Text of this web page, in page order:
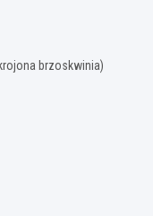
brzoskwinia)